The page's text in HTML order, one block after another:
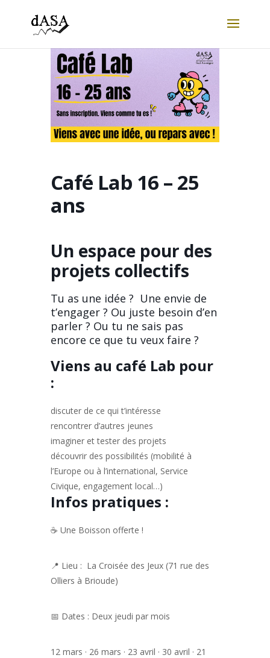
Café Lab 16 – 25
ans
Un espace pour des
projets collectifs
Tu as une idée ? Une envie de
t’engager ? Ou juste besoin d’en
parler ? Ou tu ne sais pas
encore ce que tu veux faire ?
Viens au café Lab pour
:
discuter de ce qui t’intéresse
rencontrer d’autres jeunes
imaginer et tester des projets
découvrir des possibilités (mobilité à
l’Europe ou à l’international, Service
Civique, engagement local…)
Infos pratiques :
☕ Une Boisson offerte !
📍 Lieu : La Croisée des Jeux (71 rue des
Olliers à Brioude)
📅 Dates : Deux jeudi par mois
12 mars · 26 mars · 23 avril · 30 avril · 21